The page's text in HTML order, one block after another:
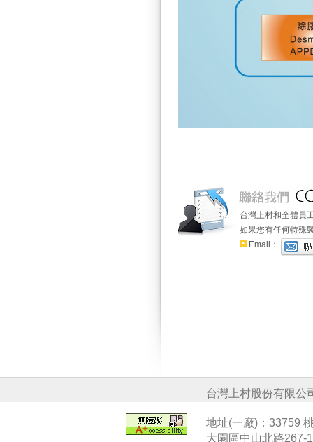
台灣上村和全體員
如果您有任何特殊
Email：
台灣上村股份有
地址(一廠)：33759
大園區中山北路267-